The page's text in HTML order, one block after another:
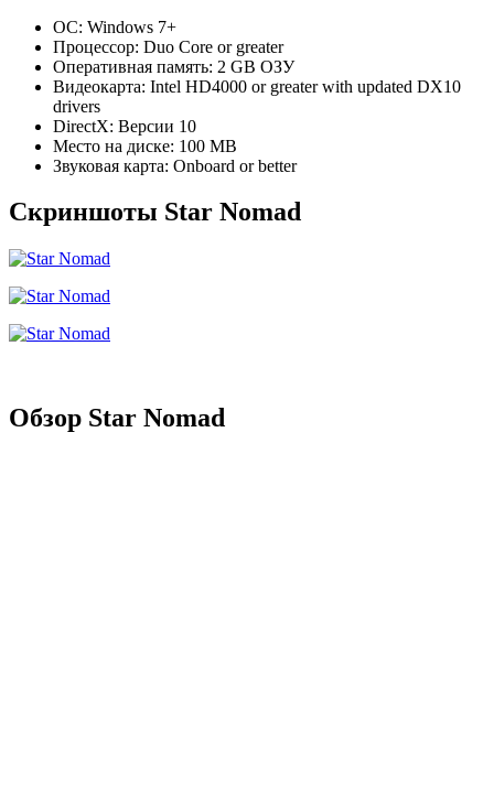
ОС: Windows 7+
Процессор: Duo Core or greater
Оперативная память: 2 GB ОЗУ
Видеокарта: Intel HD4000 or greater with updated DX10
drivers
DirectX: Версии 10
Место на диске: 100 MB
Звуковая карта: Onboard or better
Скриншоты Star Nomad
Обзор Star Nomad